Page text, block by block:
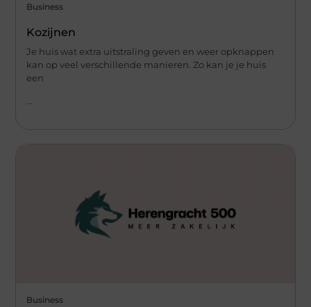
Business
Kozijnen
Je huis wat extra uitstraling geven en weer opknappen
kan op veel verschillende manieren. Zo kan je je huis
een
...
Business